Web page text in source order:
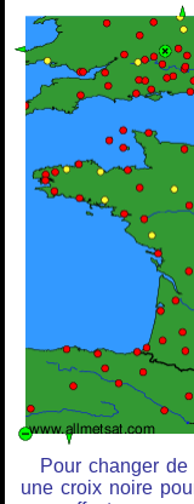
Pour changer
une croix noire